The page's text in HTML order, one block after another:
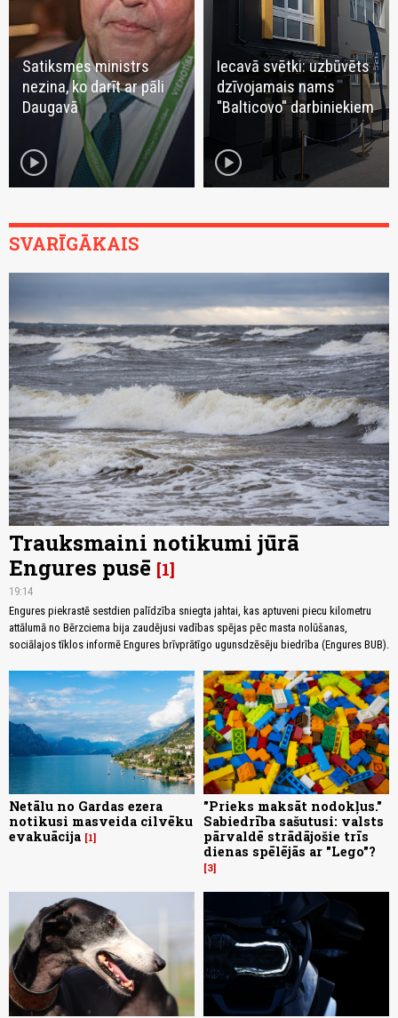
Satiksmes ministrs
nezina, ko darīt ar pāli
Daugavā
play_circle
Iecavā svētki: uzbūvēts
dzīvojamais nams
"Balticovo" darbiniekiem
play_circle
SVARĪGĀKAIS
Trauksmaini notikumi jūrā
Engures pusē 1
19:14
Engures piekrastē sestdien palīdzība sniegta jahtai, kas aptuveni piecu kilometru
attālumā no Bērzciema bija zaudējusi vadības spējas pēc masta nolūšanas,
sociālajos tīklos informē Engures brīvprātīgo ugunsdzēsēju biedrība (Engures BUB).
Netālu no Gardas ezera
notikusi masveida cilvēku
evakuācija 1
"Prieks maksāt nodokļus."
Sabiedrība sašutusi: valsts
pārvaldē strādājošie trīs
dienas spēlējās ar "Lego"?
3